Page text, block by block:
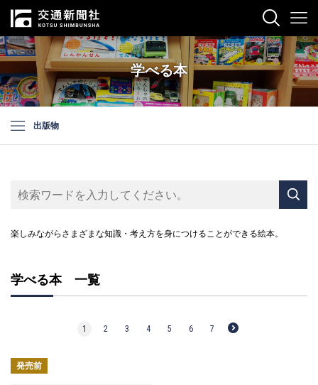
学べる本
出版物
楽しみながらさまざまな知識・考え方を身につけることができる絵本。
学べる本 一覧
1 2 3 4 5 6 7
発売前